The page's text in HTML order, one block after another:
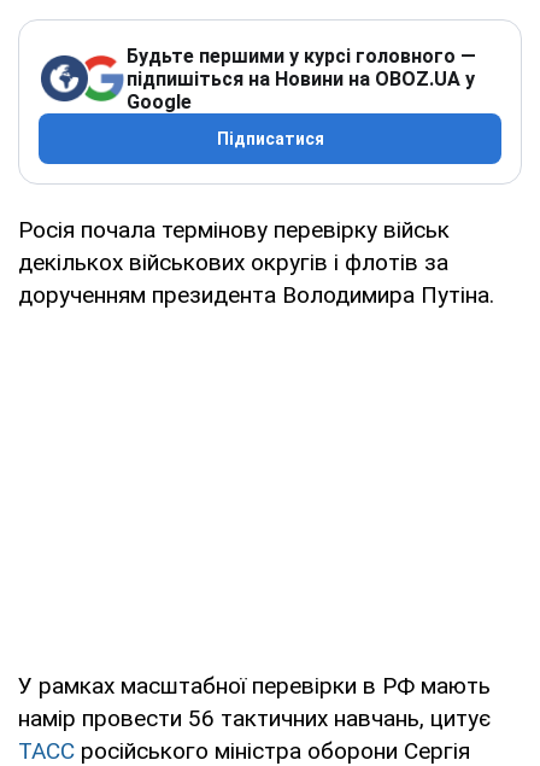
Будьте першими у курсі головного —
підпишіться на Новини на OBOZ.UA у
Google
Підписатися
Росія почала термінову перевірку військ
декількох військових округів і флотів за
дорученням президента Володимира Путіна.
У рамках масштабної перевірки в РФ мають
намір провести 56 тактичних навчань, цитує
ТАСС російського міністра оборони Сергія